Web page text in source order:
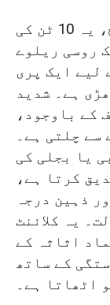
آج، یہ 10 ٹن کی DAFANGCRANE گینٹری کرین
روسی ریلوے
لیے ایک پری
ہے۔ شدید
کے باوجود،
سے چلتی ہے۔
یا بجلی کی
کرتا ہے،
ذہین درجہ
یہ کلائنٹ
اثاثہ کے
کے ساتھ
اٹھاتا ہے۔